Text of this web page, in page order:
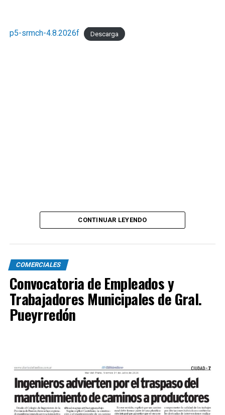
p5-srmch-4.8.2026f Descarga
CONTINUAR LEYENDO
COMERCIALES
Convocatoria de Empleados y
Trabajadores Municipales de Gral.
Pueyrredón